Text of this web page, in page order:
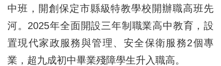
中班，開創保定市縣級特教學校開辦職高班先
河。2025年全面開設三年制職業高中教育，設
置現代家政服務與管理、安全保衛服務2個專
業，超九成初中畢業殘障學生升入職高。